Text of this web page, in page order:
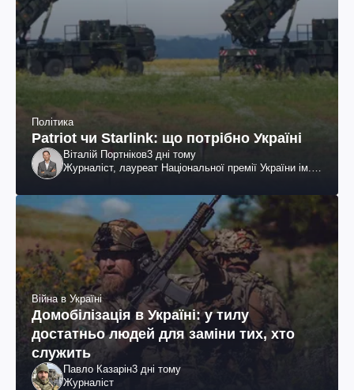
Політика
Patriot чи Starlink: що потрібно Україні
Віталій Портніков3 дні тому
Журналіст, лауреат Національної премії України ім.
Війна в Україні
Домобілізація в Україні: у тилу
достатньо людей для заміни тих, хто
служить
Павло Казарін3 дні тому
Журналіст